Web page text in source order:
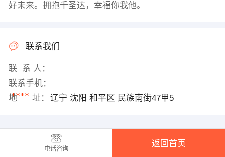
好未来。拥抱千圣达，幸福你我他。
联系我们
联 系 人：
联系手机：
****
地 址： 辽宁 沈阳 和平区 民族南街47甲5
电话咨询
返回首页